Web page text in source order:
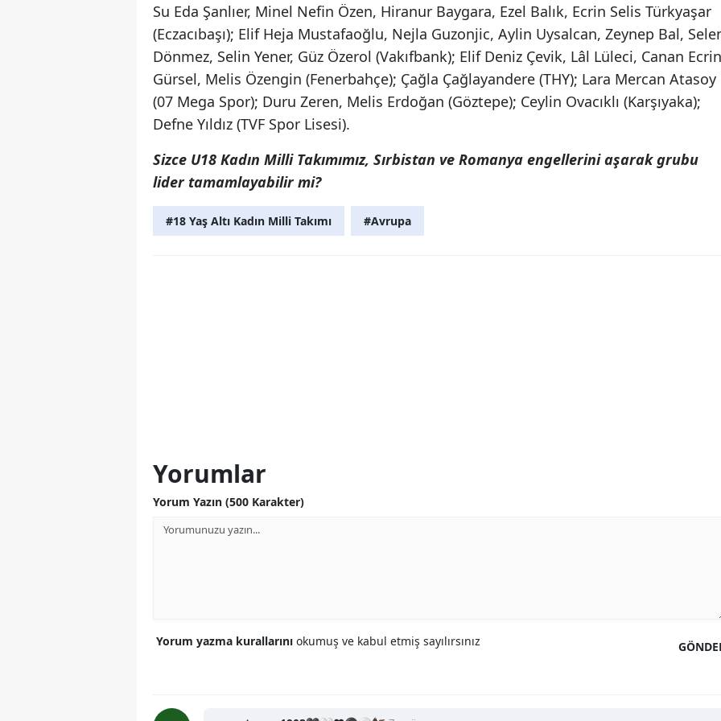
Su Eda Şanlıer, Minel Nefin Özen, Hiranur Baygara, Ezel Balık, Ecrin Selis Türkyaşar
(Eczacıbaşı); Elif Heja Mustafaoğlu, Nejla Guzonjic, Aylin Uysalcan, Zeynep Bal,
Dönmez, Selin Yener, Güz Özerol (Vakıfbank); Elif Deniz Çevik, Lâl Lüleci, Canan Ecrin
Gürsel, Melis Özengin (Fenerbahçe); Çağla Çağlayandere (THY); Lara Mercan Atasoy
(07 Mega Spor); Duru Zeren, Melis Erdoğan (Göztepe); Ceylin Ovacıklı (Karşıyaka);
Defne Yıldız (TVF Spor Lisesi).
Sizce U18 Kadın Milli Takımımız, Sırbistan ve Romanya engellerini aşarak grubu
lider tamamlayabilir mi?
#18 Yaş Altı Kadın Milli Takımı #Avrupa
Yorumlar
Yorum Yazın (500 Karakter)
Yorum yazma kurallarını okumuş ve kabul etmiş sayılırsınız